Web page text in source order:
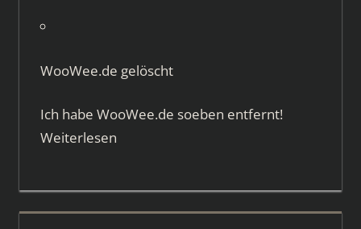
WooWee.de gelöscht
Ich habe WooWee.de soeben entfernt!
Weiterlesen